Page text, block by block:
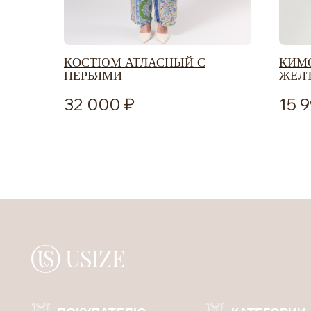
КОСТЮМ АТЛАСНЫЙ С
ПЕРЬЯМИ
32 000 15
ДОСТАВКА И ОПЛАТА
ОПЛАТА ЧАСТЯМИ
ПОКУПАТЕЛЮ